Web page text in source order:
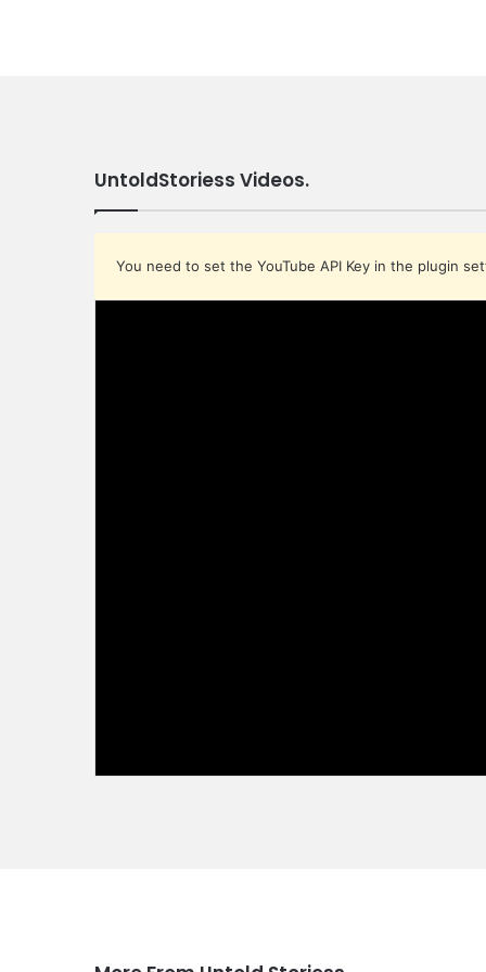
UntoldStoriess Videos.
You need to set the YouTube API Key in the plugin